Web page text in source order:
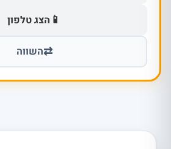
📱 הצג טלפון
⇄השווה